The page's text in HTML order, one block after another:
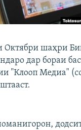
Октябри шаҳри
дар бораи
"Клооп Медиа"